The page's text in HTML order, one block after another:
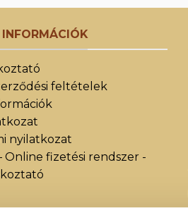
INFORMÁCIÓK
feltételek
nyilatkozat
Online fizetési rendszer -